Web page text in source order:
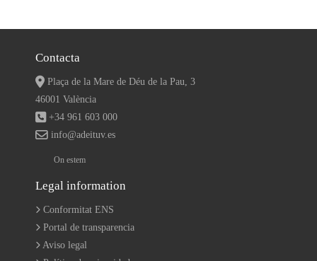
Contacta
Plaça de la Mare de Déu de la Pau, 3
46001 València
+34 961 603 000
info@adeituv.es
On estem
Legal information
Conformitat ENS
Portal de transparencia
Aviso legal